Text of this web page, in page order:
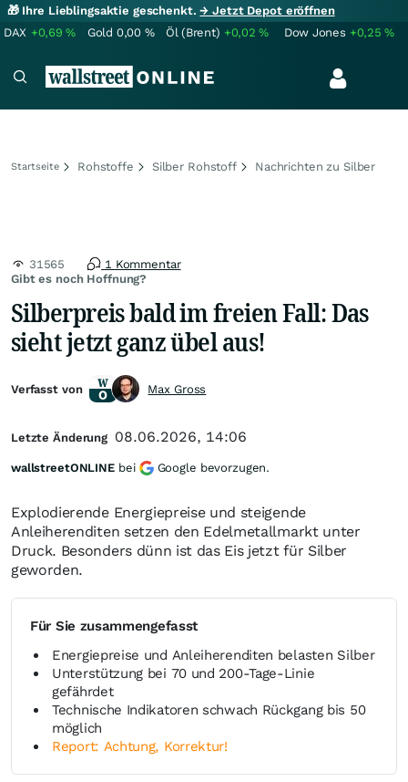
🎁 Ihre Lieblingsaktie geschenkt.→ Jetzt Depot eröffnen
DAX +0,69% Gold 0,00 % Öl (Brent) +0,02% Dow Jones +0,25%
Startseite Rohstoffe Silber Rohstoff Nachrichten zu Silber
Gibt es noch Hoffnung?
31565 1 Kommentar
Silberpreis bald im freien Fall: Das
sieht jetzt ganz übel aus!
Explodierende Energiepreise und steigende
Anleiherenditen setzen den Edelmetallmarkt unter
Druck. Besonders dünn ist das Eis jetzt für Silber
geworden.
Für Sie zusammengefasst
Energiepreise und Anleiherenditen belasten Silber
Unterstützung bei 70 und 200-Tage-Linie
gefährdet
Technische Indikatoren schwach Rückgang bis 50
möglich
Report: Achtung, Korrektur!
Verfasst von Max Gross
Letzte Änderung 08.06.2026, 14:06
wallstreetONLINE bei Google bevorzugen.